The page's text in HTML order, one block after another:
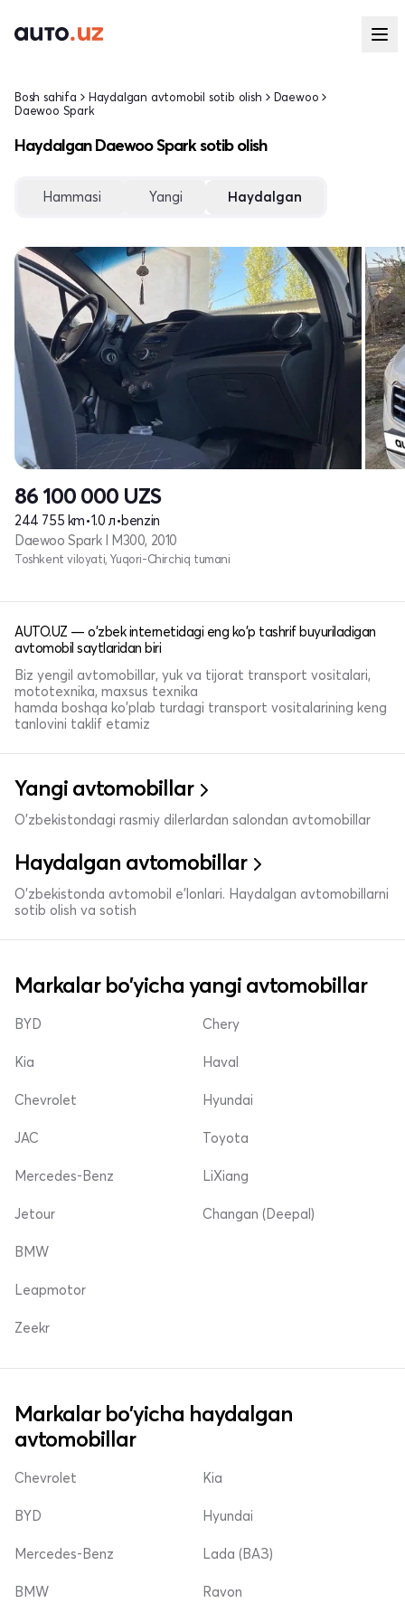
Bosh sahifa Haydalgan avtomobil sotib olish
Daewoo
Daewoo Spark
Haydalgan Daewoo Spark sotib olish
Hammasi Yangi Haydalgan
86 100 000 UZS
244 755 km•1.0 л•benzin
Daewoo Spark I M300, 2010
Toshkent viloyati, Yuqori-Chirchiq tumani
AUTO.UZ — o'zbek internetidagi eng ko'p tashrif buyuriladigan
avtomobil saytlaridan biri
Biz yengil avtomobillar, yuk va tijorat transport vositalari,
mototexnika, maxsus texnika
hamda boshqa ko'plab turdagi transport vositalarining keng
tanlovini taklif etamiz
Yangi avtomobillar
O'zbekistondagi rasmiy dilerlardan salondan avtomobillar
Haydalgan avtomobillar
O'zbekistonda avtomobil e’lonlari. Haydalgan avtomobillarni
sotib olish va sotish
Markalar bo'yicha yangi avtomobillar
BYD
Kia
Chevrolet
Chery
Haval
Hyundai
JAC
Mercedes-Benz
Jetour
Toyota
LiXiang
Changan (Deepal)
BMW
Leapmotor
Zeekr
Markalar bo'yicha haydalgan
avtomobillar
Chevrolet
BYD
Mercedes-Benz
Kia
Hyundai
Lada (ВАЗ)
BMW Ravon